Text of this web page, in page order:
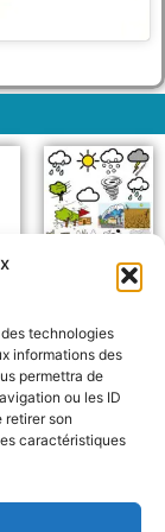
technologies
informations des
permettra de
ou les ID
retirer son
caractéristiques